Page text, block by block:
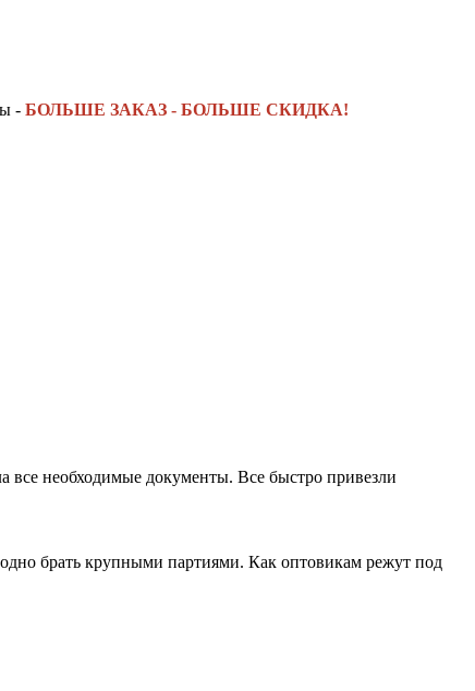
- БОЛЬШЕ ЗАКАЗ - БОЛЬШЕ СКИДКА!
все необходимые документы. Все быстро привезли
брать крупными партиями. Как оптовикам режут под